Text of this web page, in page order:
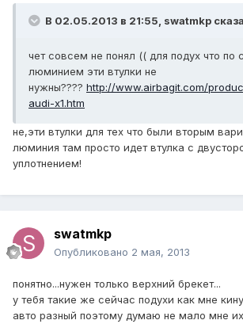
В 02.05.2013 в 21:55, swatmkp
чет совсем не понял (( для подух что по
люминием эти втулки не
нужны???? http://www.airbagit.com/
audi-x1.htm
не,эти втулки для тех что были вторым
люминия там просто идет втулка с
уплотнением!
swatmkp
Опубликовано 2 мая, 2013
понятно...нужен только верхний брекет...
у тебя такие же сейчас подухи как мне
авто разный поэтому думаю не мало мне